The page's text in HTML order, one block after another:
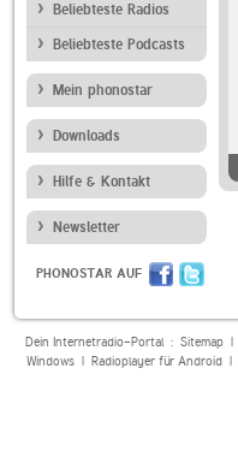
Beliebteste Radios
Beliebteste Podcasts
Mein phonostar
Downloads
Hilfe & Kontakt
Newsletter
PHONOSTAR AUF
Dein Internetradio-Portal : Sitemap|
Windows| Radioplayer für Android|